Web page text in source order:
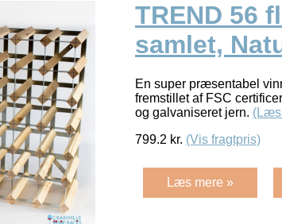
TREND 56
samlet,
En super præsentabel
fremstillet af FSC
og galvaniseret jern. (Læs
799.2 kr. (Vis fragtpris)
Læs mere »